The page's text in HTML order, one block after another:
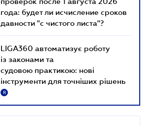
года: будет ли исчисление сроков
давности "с чистого листа"?
LIGA360 автоматизує роботу
із законами та
судовою практикою: нові
інструменти для точніших рішень
R